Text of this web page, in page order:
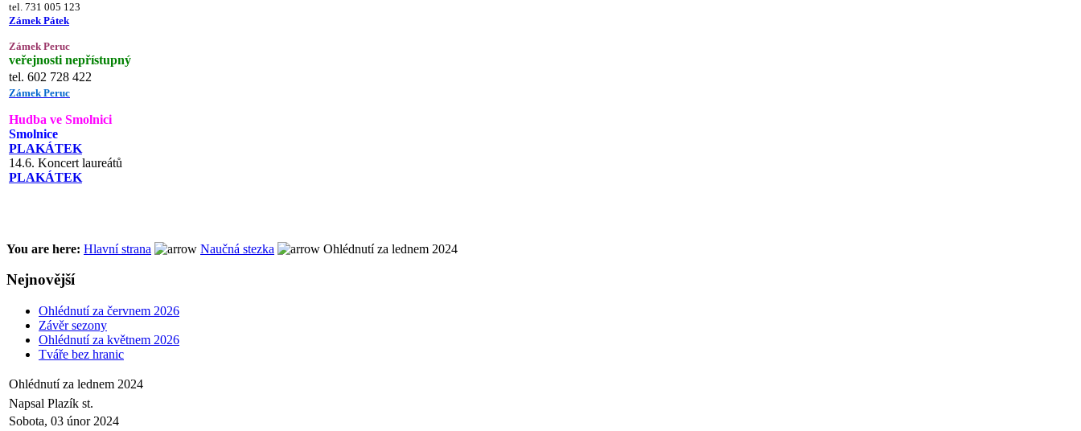
tel. 731 005 123
Zámek Pátek
Zámek Peruc
veřejnosti nepřístupný
tel. 602 728 422
Zámek Peruc
Hudba ve Smolnici
Smolnice
PLAKÁTEK
14.6. Koncert laureátů
PLAKÁTEK
You are here: Hlavní strana Naučná stezka Ohlédnutí za lednem 2024
Nejnovější
Ohlédnutí za červnem 2026
Závěr sezony
Ohlédnutí za květnem 2026
Tváře bez hranic
Ohlédnutí za lednem 2024
Napsal Plazík st.
Sobota, 03 únor 2024